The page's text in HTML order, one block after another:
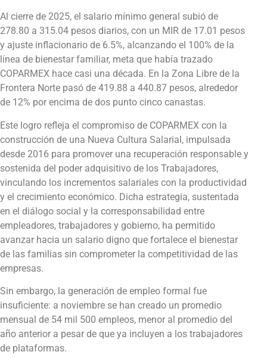
Al cierre de 2025, el salario mínimo general subió de
278.80 a 315.04 pesos diarios, con un MIR de 17.01 pesos
y ajuste inflacionario de 6.5%, alcanzando el 100% de la
línea de bienestar familiar, meta que había trazado
COPARMEX hace casi una década. En la Zona Libre de la
Frontera Norte pasó de 419.88 a 440.87 pesos, alrededor
de 12% por encima de dos punto cinco canastas.
Este logro refleja el compromiso de COPARMEX con la
construcción de una Nueva Cultura Salarial, impulsada
desde 2016 para promover una recuperación responsable y
sostenida del poder adquisitivo de los Trabajadores,
vinculando los incrementos salariales con la productividad
y el crecimiento económico. Dicha estrategia, sustentada
en el diálogo social y la corresponsabilidad entre
empleadores, trabajadores y gobierno, ha permitido
avanzar hacia un salario digno que fortalece el bienestar
de las familias sin comprometer la competitividad de las
empresas.
Sin embargo, la generación de empleo formal fue
insuficiente: a noviembre se han creado un promedio
mensual de 54 mil 500 empleos, menor al promedio del
año anterior a pesar de que ya incluyen a los trabajadores
de plataformas.